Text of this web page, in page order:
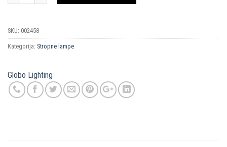
SKU: 002458
Kategorija: Stropne lampe
Globo Lighting